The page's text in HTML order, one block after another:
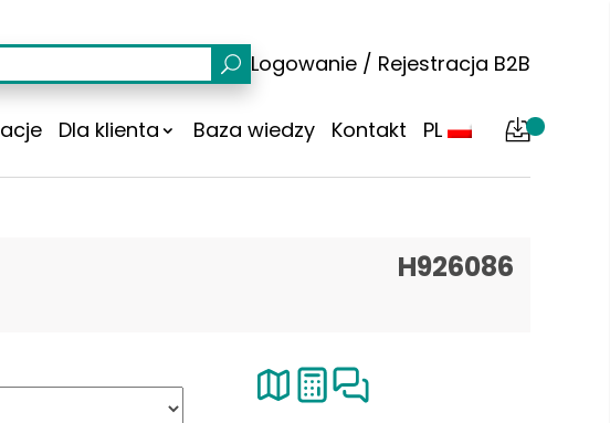
Logowanie / Rejestracja B2B
Dla klienta Baza wiedzy Kontakt PL
H926086